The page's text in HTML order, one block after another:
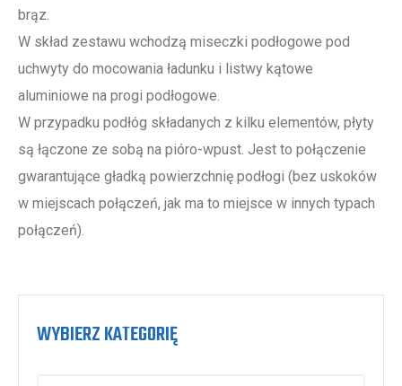
brąz.
W skład zestawu wchodzą miseczki podłogowe pod
uchwyty do mocowania ładunku i listwy kątowe
aluminiowe na progi podłogowe.
W przypadku podłóg składanych z kilku elementów, płyty
są łączone ze sobą na pióro-wpust. Jest to połączenie
gwarantujące gładką powierzchnię podłogi (bez uskoków
w miejscach połączeń, jak ma to miejsce w innych typach
połączeń).
WYBIERZ KATEGORIĘ